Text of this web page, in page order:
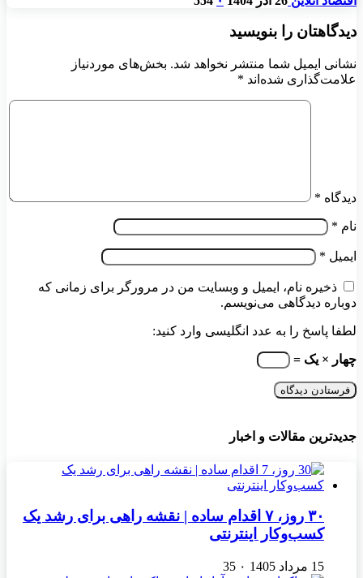
دیدگاهتان را بنویسید
نشانی ایمیل شما منتشر نخواهد شد. بخش‌های موردنیاز
علامت‌گذاری شده‌اند *
دیدگاه *
نام *
ایمیل *
ذخیره نام، ایمیل و وبسایت من در مرورگر برای زمانی که
دوباره دیدگاهی می‌نویسم.
لطفا پاسخ را به عدد انگلیسی وارد کنید:
چهار × یک =
جدیدترین مقالات و اخبار
۳۰ روز، ۷ اقدام ساده | نقشه راهی برای رشد یک
کسب‌وکار اینترنتی
15 مرداد 1405 ۰ 35